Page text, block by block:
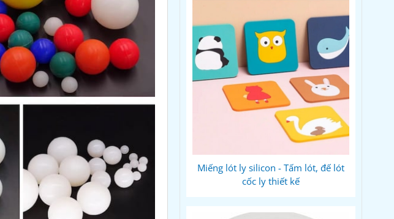
Miếng lót ly silicon - Tấm lót, đế lót
cốc ly thiết kế